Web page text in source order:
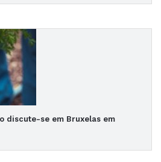
discute-se em Bruxelas em